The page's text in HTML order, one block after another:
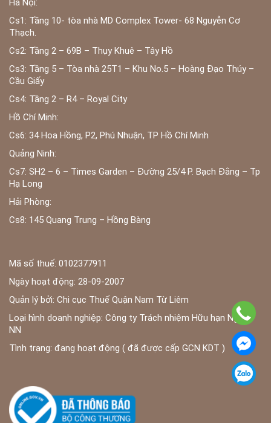
Hà Nội:
Cs1: Tầng 10- tòa nhà MD Complex Tower- 68 Nguyễn Cơ
Thạch.
Cs2: Tầng 2 – 69B – Thụy Khuê – Tây Hồ
Cs3: Tầng 5 – Tòa nhà 25T1 – Khu No.5 – Hoàng Đạo Thúy –
Cầu Giấy
Cs4: Tầng 2 – R4 – Royal City
Hồ Chí Minh:
Cs6: 34 Hoa Hồng, P2, Phú Nhuận, TP Hồ Chí Minh
Quảng Ninh:
Cs7: SH2 – 6 – Times Garden – Đường 25/4 P. Bạch Đằng – Tp
Hạ Long
Hải Phòng:
Cs8: 145 Quang Trung – Hồng Bàng
Mã số thuế: 0102377911
Ngày hoạt động: 28-09-2007
Quản lý bởi: Chi cục Thuế Quận Nam Từ Liêm
Loại hình doanh nghiệp: Công ty Trách nhiệm Hữu hạn Ngoài
NN
Tình trạng: đang hoạt động ( đã được cấp GCN KDT )